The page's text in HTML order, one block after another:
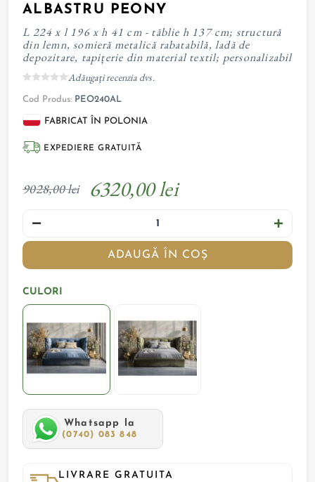
ALBASTRU PEONY
L 224 x l 196 x h 41 cm - tăblie h 137 cm; structură
din lemn, somieră metalică rabatabilă, ladă de
depozitare, tapițerie din material textil; personalizabil
Adăugați recenzia dvs.
Cod Produs: PEO240AL
FABRICAT ÎN POLONIA
EXPEDIERE GRATUITĂ
9028,00 lei 6320,00 lei
ADAUGĂ ÎN COȘ
CULORI
Whatsapp la
(0740) 083 848
LIVRARE GRATUITA